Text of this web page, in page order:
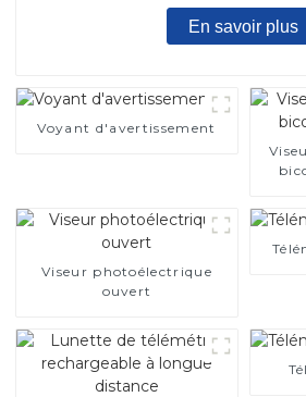
En savoir plus
Voyant d'avertissement
Viseur photoélectrique
ouvert